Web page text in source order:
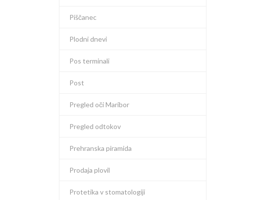
Piščanec
Plodni dnevi
Pos terminali
Post
Pregled oči Maribor
Pregled odtokov
Prehranska piramida
Prodaja plovil
Protetika v stomatologiji